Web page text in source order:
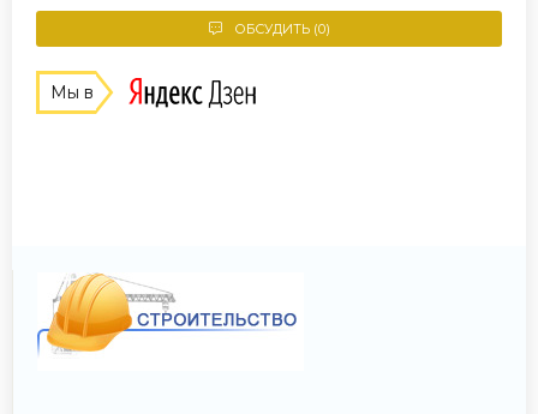
ОБСУДИТЬ (0)
Мы в